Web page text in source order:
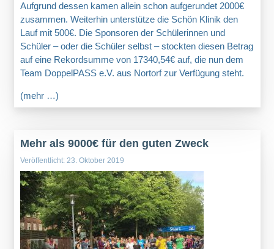
Aufgrund dessen kamen allein schon aufgerundet 2000€
zusammen. Weiterhin unterstütze die Schön Klinik den
Lauf mit 500€. Die Sponsoren der Schülerinnen und
Schüler – oder die Schüler selbst – stockten diesen Betrag
auf eine Rekordsumme von 17340,54€ auf, die nun dem
Team DoppelPASS e.V. aus Nortorf zur Verfügung steht.
(mehr …)
Mehr als 9000€ für den guten Zweck
Veröffentlicht: 23. Oktober 2019